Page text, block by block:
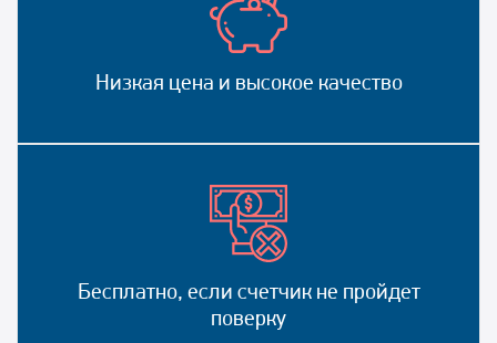
Низкая цена и высокое качество
Бесплатно, если счетчик не пройдет
поверку